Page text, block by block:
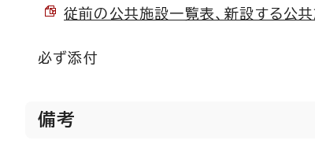
従前の公共施設一覧表、新設する公
必ず添付
備考